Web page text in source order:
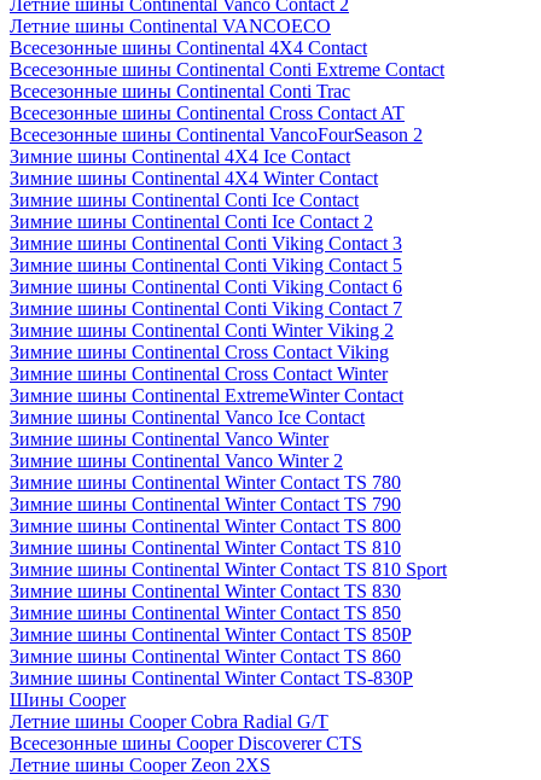
Летние шины Continental Vanco Contact 2
Летние шины Continental VANCOECO
Всесезонные шины Continental 4X4 Contact
Всесезонные шины Continental Conti Extreme Contact
Всесезонные шины Continental Conti Trac
Всесезонные шины Continental Cross Contact AT
Всесезонные шины Continental VancoFourSeason 2
Зимние шины Continental 4X4 Ice Contact
Зимние шины Continental 4X4 Winter Contact
Зимние шины Continental Conti Ice Contact
Зимние шины Continental Conti Ice Contact 2
Зимние шины Continental Conti Viking Contact 3
Зимние шины Continental Conti Viking Contact 5
Зимние шины Continental Conti Viking Contact 6
Зимние шины Continental Conti Viking Contact 7
Зимние шины Continental Conti Winter Viking 2
Зимние шины Continental Cross Contact Viking
Зимние шины Continental Cross Contact Winter
Зимние шины Continental ExtremeWinter Contact
Зимние шины Continental Vanco Ice Contact
Зимние шины Continental Vanco Winter
Зимние шины Continental Vanco Winter 2
Зимние шины Continental Winter Contact TS 780
Зимние шины Continental Winter Contact TS 790
Зимние шины Continental Winter Contact TS 800
Зимние шины Continental Winter Contact TS 810
Зимние шины Continental Winter Contact TS 810 Sport
Зимние шины Continental Winter Contact TS 830
Зимние шины Continental Winter Contact TS 850
Зимние шины Continental Winter Contact TS 850P
Зимние шины Continental Winter Contact TS 860
Зимние шины Continental Winter Contact TS-830P
Шины Cooper
Летние шины Cooper Cobra Radial G/T
Всесезонные шины Cooper Discoverer CTS
Летние шины Cooper Zeon 2XS